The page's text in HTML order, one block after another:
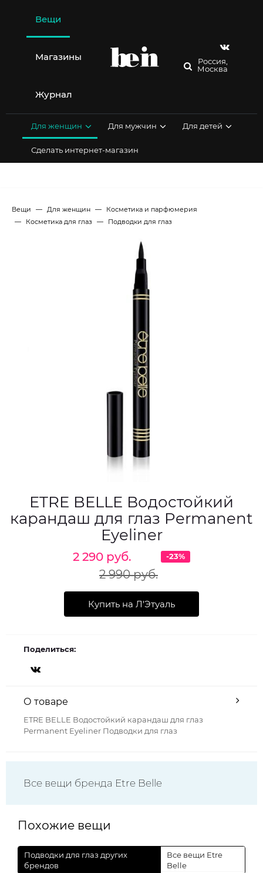
содержимому
Вещи
Магазины
Журнал
Россия,
Москва
Для женщин Для мужчин Для детей
Сделать интернет-магазин
Вещи Для женщин
Косметика и парфюмерия
Косметика для глаз
Подводки для глаз
ETRE BELLE Водостойкий
карандаш для глаз Permanent
Eyeliner
2 290 руб.
2 990 руб.
-23%
Купить на Л'Этуаль
Поделиться:
О товаре
ETRE BELLE Водостойкий карандаш для глаз
Permanent Eyeliner Подводки для глаз
Все вещи бренда Etre Belle
Похожие вещи
Подводки для глаз других
брендов
Все вещи Etre
Belle